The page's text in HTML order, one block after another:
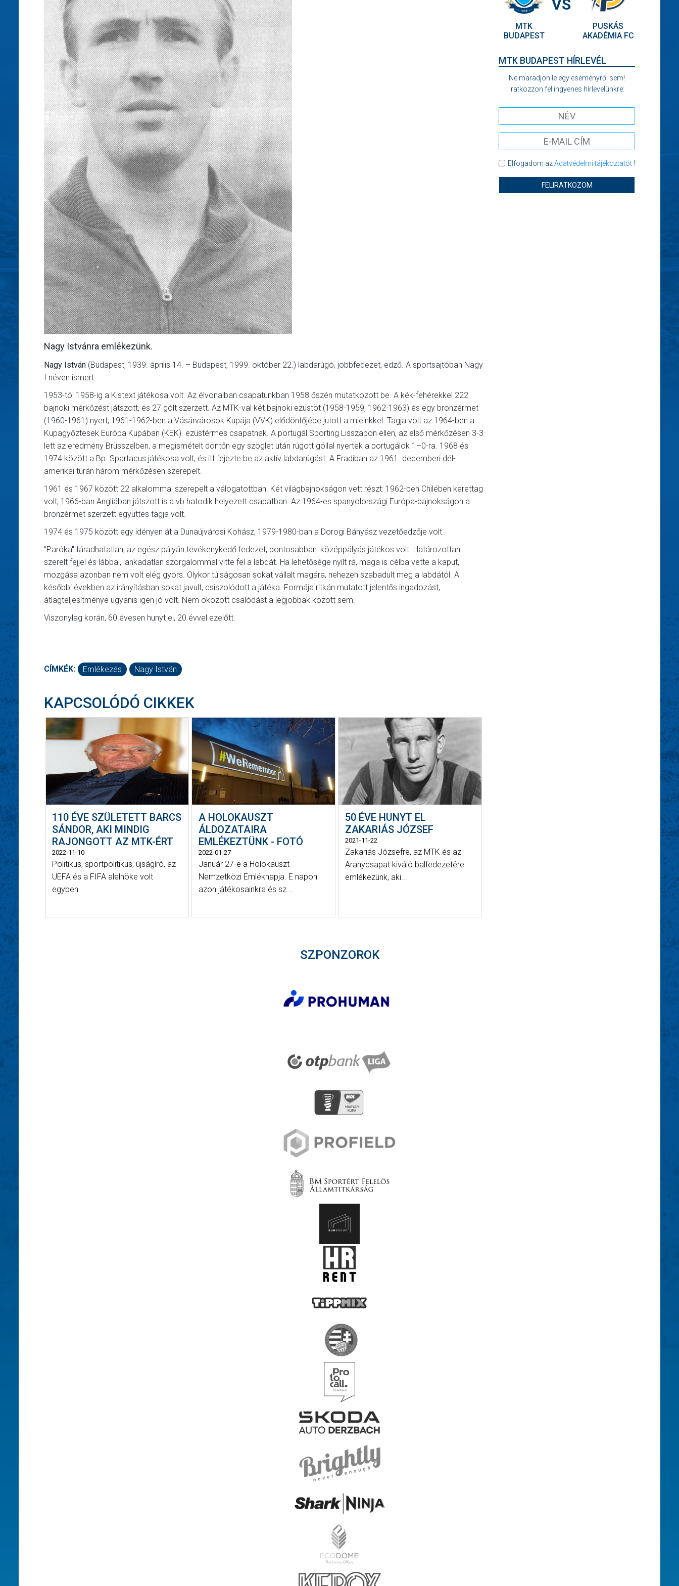
Nagy Istvánra emlékezünk.
Nagy István (Budapest, 1939. április 14. – Budapest, 1999. október 22.) labdarúgó, jobbfedezet, edző. A sportsajtóban Nagy
I néven ismert.
1953-tól 1958-ig a Kistext játékosa volt. Az élvonalban csapatunkban 1958 őszén mutatkozott be. A kék-fehérekkel 222
bajnoki mérkőzést játszott, és 27 gólt szerzett. Az MTK-val két bajnoki ezüstöt (1958-1959, 1962-1963) és egy bronzérmet
(1960-1961) nyert, 1961-1962-ben a Vásárvárosok Kupája (VVK) elődöntőjébe jutott a mieinkkel. Tagja volt az 1964-ben a
Kupagyőztesek Európa Kupában (KEK) ezüstérmes csapatnak. A portugál Sporting Lisszabon ellen, az első mérkőzésen 3-3
lett az eredmény Brüsszelben, a megismételt döntőn egy szöglet után rúgott góllal nyertek a portugálok 1–0-ra. 1968 és
1974 között a Bp. Spartacus játékosa volt, és itt fejezte be az aktív labdarúgást. A Fradiban az 1961. decemberi dél-
amerikai túrán három mérkőzésen szerepelt.
1961 és 1967 között 22 alkalommal szerepelt a válogatottban. Két világbajnokságon vett részt: 1962-ben Chilében kerettag
volt, 1966-ban Angliában játszott is a vb hatodik helyezett csapatban. Az 1964-es spanyolországi Európa-bajnokságon a
bronzérmet szerzett együttes tagja volt.
1974 és 1975 között egy idényen át a Dunaújvárosi Kohász, 1979-1980-ban a Dorogi Bányász vezetőedzője volt.
"Paróka" fáradhatatlan, az egész pályán tevékenykedő fedezet, pontosabban: középpályás játékos volt. Határozottan
szerelt fejjel és lábbal, lankadatlan szorgalommal vitte fel a labdát. Ha lehetősége nyílt rá, maga is célba vette a kaput,
mozgása azonban nem volt elég gyors. Olykor túlságosan sokat vállalt magára, nehezen szabadult meg a labdától. A
későbbi években az irányításban sokat javult, csiszolódott a játéka. Formája ritkán mutatott jelentős ingadozást,
átlagteljesítménye ugyanis igen jó volt. Nem okozott csalódást a legjobbak között sem.
Viszonylag korán, 60 évesen hunyt el, 20 évvel ezelőtt.
CÍMKÉK: Emlékezés Nagy István
KAPCSOLÓDÓ CIKKEK
110 ÉVE SZÜLETETT BARCS
SÁNDOR, AKI MINDIG
RAJONGOTT AZ MTK-ÉRT
2022-11-10
Politikus, sportpolitikus, újságíró, az
UEFA és a FIFA alelnöke volt
egyben.
A HOLOKAUSZT
ÁLDOZATAIRA
EMLÉKEZTÜNK - FOTÓ
2022-01-27
Január 27-e a Holokauszt
Nemzetközi Emléknapja. E napon
azon játékosainkra és sz...
50 ÉVE HUNYT EL
ZAKARIÁS JÓZSEF
2021-11-22
Zakariás Józsefre, az MTK és az
Aranycsapat kiváló balfedezetére
emlékezünk, aki...
MTK
BUDAPEST
VS
PUSKÁS
AKADÉMIA FC
MTK BUDAPEST HÍRLEVÉL
Ne maradjon le egy eseményről sem!
Iratkozzon fel ingyenes hírlevelünkre:
Elfogadom azAdatvédelmi tájékoztatót!
FELIRATKOZOM
SZPONZOROK